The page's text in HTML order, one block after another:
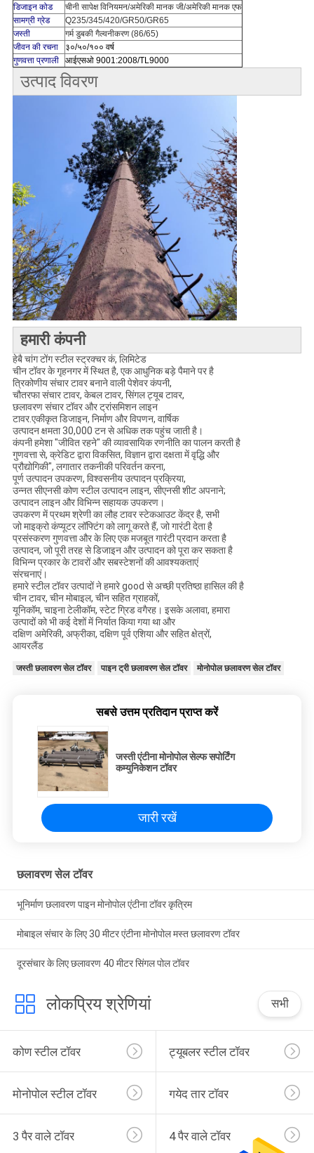
डिजाइन कोड
चीनी सापेक्ष विनियमन/अमेरिकी मानक जी/अमेरिकी मानक एफ
सामग्री ग्रेड
Q235/345/420/GR50/GR65
जस्ती
गर्म डुबकी गैल्वनीकरण (86/65)
जीवन की रचना
३०/५०/१०० वर्ष
गुणवत्ता प्रणाली
आईएसओ 9001:2008/TL9000
उत्पाद विवरण
हमारी कंपनी
हेबै चांग टोंग स्टील स्ट्रक्चर कं, लिमिटेड
चीन टॉवर के गृहनगर में स्थित है, एक आधुनिक बड़े पैमाने पर है
त्रिकोणीय संचार टावर बनाने वाली पेशेवर कंपनी,
चौतरफा संचार टावर, केबल टावर, सिंगल ट्यूब टावर,
छलावरण संचार टॉवर और ट्रांसमिशन लाइन
टावर.एकीकृत डिजाइन, निर्माण और विपणन, वार्षिक
उत्पादन क्षमता 30,000 टन से अधिक तक पहुंच जाती है।
कंपनी हमेशा "जीवित रहने" की व्यावसायिक रणनीति का पालन करती है
गुणवत्ता से, क्रेडिट द्वारा विकसित, विज्ञान द्वारा दक्षता में वृद्धि और
प्रौद्योगिकी", लगातार तकनीकी परिवर्तन करना,
पूर्ण उत्पादन उपकरण, विश्वसनीय उत्पादन प्रक्रिया,
उन्नत सीएनसी कोण स्टील उत्पादन लाइन, सीएनसी शीट अपनाने;
उत्पादन लाइन और विभिन्न सहायक उपकरण।
उपकरण में प्रथम श्रेणी का लौह टावर स्टेकआउट केंद्र है, सभी
जो माइक्रो कंप्यूटर लॉफ्टिंग को लागू करते हैं, जो गारंटी देता है
प्रसंस्करण गुणवत्ता और के लिए एक मजबूत गारंटी प्रदान करता है
उत्पादन, जो पूरी तरह से डिजाइन और उत्पादन को पूरा कर सकता है
विभिन्न प्रकार के टावरों और सबस्टेशनों की आवश्यकताएं
संरचनाएं।
हमारे स्टील टॉवर उत्पादों ने हमारे good से अच्छी प्रतिष्ठा हासिल की है
चीन टावर, चीन मोबाइल, चीन सहित ग्राहकों,
यूनिकॉम, चाइना टेलीकॉम, स्टेट ग्रिड वगैरह। इसके अलावा, हमारा
उत्पादों को भी कई देशों में निर्यात किया गया था और
दक्षिण अमेरिकी, अफ्रीका, दक्षिण पूर्व एशिया और सहित क्षेत्रों,
आयरलैंड
जस्ती छलावरण सेल टॉवर पाइन ट्री छलावरण सेल टॉवर मोनोपोल छलावरण सेल टॉवर
सबसे उत्तम प्रतिदान प्राप्त करें
जस्ती एंटीना मोनोपोल सेल्फ सपोर्टिंग
कम्युनिकेशन टॉवर
जारी रखें
छलावरण सेल टॉवर
भूनिर्माण छलावरण पाइन मोनोपोल एंटीना टॉवर कृत्रिम
मोबाइल संचार के लिए 30 मीटर एंटीना मोनोपोल मस्त छलावरण टॉवर
दूरसंचार के लिए छलावरण 40 मीटर सिंगल पोल टॉवर
लोकप्रिय श्रेणियां सभी
कोण स्टील टॉवर ट्यूबलर स्टील टॉवर
मोनोपोल स्टील टॉवर गयेद तार टॉवर
3 पैर वाले टॉवर 4 पैर वाले टॉवर